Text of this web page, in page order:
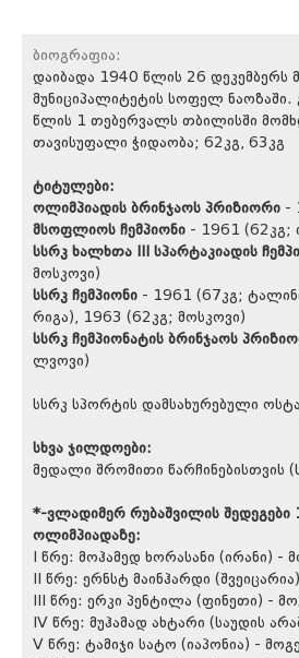
ბიოგრაფია:
დაიბადა 1940 წლის 26 დეკემბერს
მუნიციპალიტეტის სოფელ
წლის 1 თებერვალს თბილისში
თავისუფალი ჭიდაობა; 62კგ, 63კგ
ტიტულები:
ოლიმპიადის ბრინჯაოს პრიზიორი -
მსოფლიოს ჩემპიონი - 1961 (62კგ;
სსრკ ხალხთა
სპარტაკიადის
მოსკოვი)
სსრკ ჩემპიონი - 1961 (67კგ;
რიგა), 1963 (62კგ; მოსკოვი)
სსრკ ჩემპიონატის ბრინჯაოს
ლვოვი)
სსრკ სპორტის დამსახურებული
სხვა ჯილდოები:
მედალი შრომითი წარჩინებისთვის
*-ვლადიმერ რუბაშვილის
ოლიმპიადაზე:
I წრე: მოჰამედ ხორასანი (ირანი) -
II წრე: ერნსტ მაინჰარდი
III წრე: ერკი პენტილა (ფინეთი) -
IV წრე: მუჰამად ახტარი (საუდის
V წრე: ტამიჯი სატო (იაპონია) -